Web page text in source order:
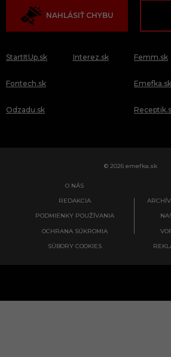
NAHLÁSIŤ CHYBU
StartItUp.sk
Fontech.sk
Odzadu.sk
Interez.sk Femm.sk
Emefka.sk
© 2026 emefka.sk
O NÁS
REDAKCIA
PODMIENKY POUŽÍVANIA
OCHRANA SÚKROMIA
SÚBORY COOKIES